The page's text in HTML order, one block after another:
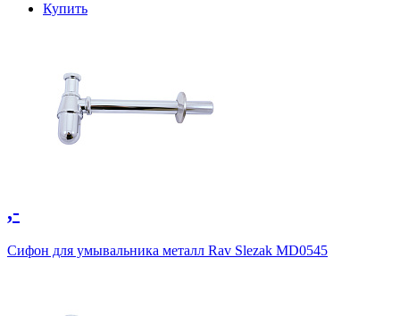
Купить
,-
Сифон для умывальника металл Rav Slezak MD0545